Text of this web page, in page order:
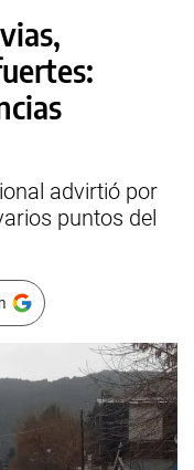
advirtió por
puntos del